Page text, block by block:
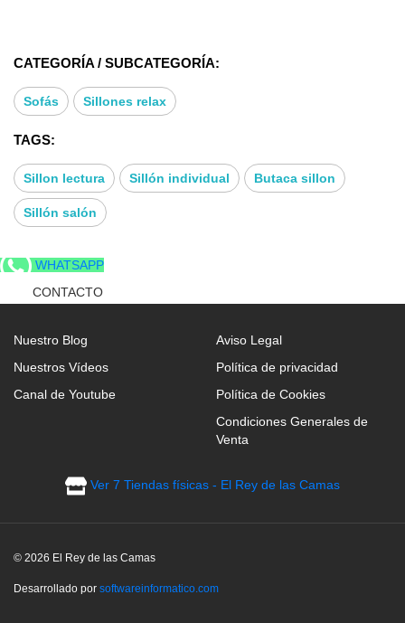
cinchado en el respaldo.
- Cojín de asiento formado por bloque de muelles
28 kg/m3 de densidad
- Cojines de respaldo y brazos rellenos de fibra
- Sistema de apertura Eléctrico
- Tela VIC, Colores: Beige y Gris Oscuro
- Sillón relax con sistema de apertura eléctrico 1
CATEGORÍA / SUBCATEGORÍA:
Sofás Sillones relax
TAGS:
Sillon lectura Sillón individual Butaca sillon
Sillón salón
WHATSAPP
CONTACTO
Nuestro Blog
Nuestros Vídeos
Canal de Youtube
Aviso Legal
Política de privacidad
Política de Cookies
Condiciones Generales de
Venta
Ver 7 Tiendas físicas - El Rey de las Camas
© 2026 El Rey de las Camas
Desarrollado por softwareinformatico.com